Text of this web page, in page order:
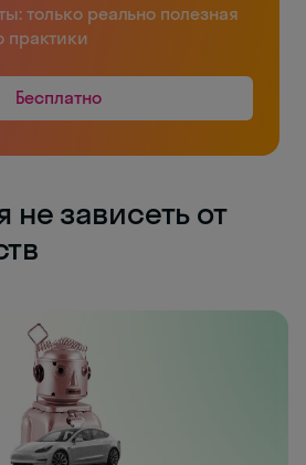
только реально полезная
практики
Бесплатно
не зависеть от